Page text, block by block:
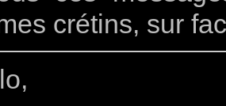
crétins, sur